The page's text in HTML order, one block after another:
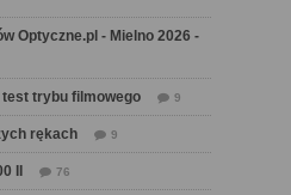
Optyczne.pl - Mielno 2026 -
test trybu filmowego 9
rękach 9
II 76